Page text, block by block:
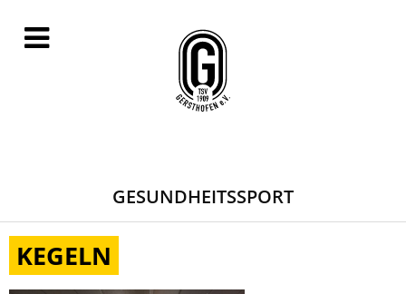
GESUNDHEITSSPORT
KEGELN